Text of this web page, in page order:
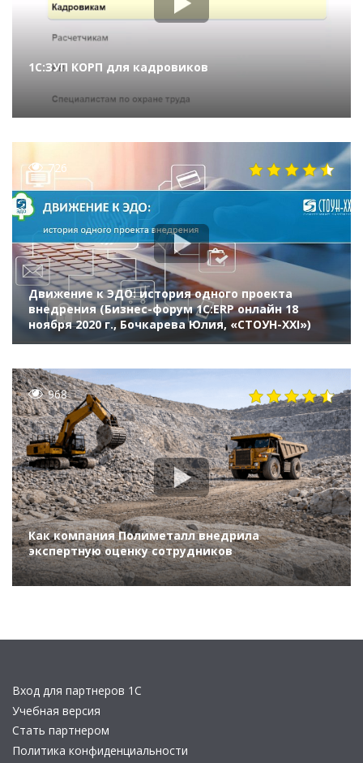
1С:ЗУП КОРП для кадровиков
726
Движение к ЭДО: история одного проекта
внедрения (Бизнес-форум 1С:ERP онлайн 18
ноября 2020 г., Бочкарева Юлия, «СТОУН-XXI»)
968
Как компания Полиметалл внедрила
экспертную оценку сотрудников
Вход для партнеров 1С
Учебная версия
Стать партнером
Политика конфиденциальности